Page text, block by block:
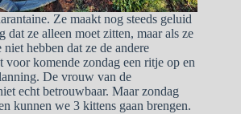
Ze maakt nog steeds geluid
dat ze alleen moet zitten, maar als ze
hebben dat ze de andere
voor komende zondag een ritje op en
De vrouw van de
echt betrouwbaar. Maar zondag
kunnen we 3 kittens gaan brengen.